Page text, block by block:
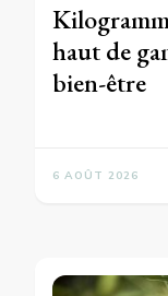
haut de
bien-être
6 AOÛT 2026